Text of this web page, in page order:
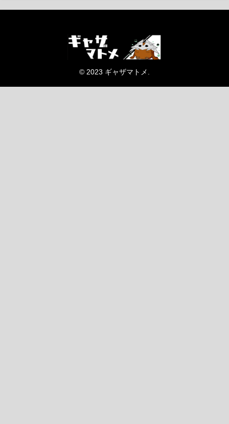
© 2023 ギャザマトメ.